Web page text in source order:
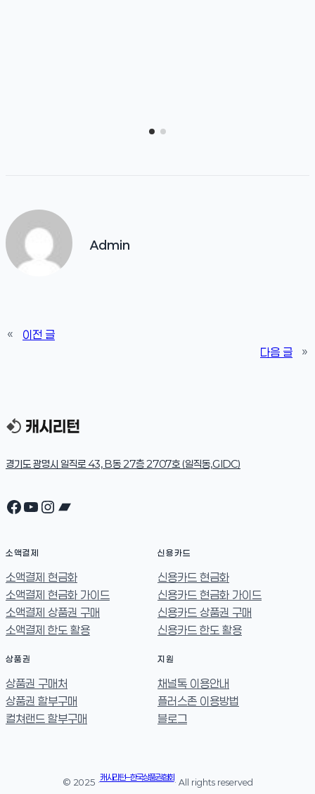
Admin
«
이전 글
다음 글
»
경기도 광명시 일직로 43, B동 27층 2707호 (일직동,GIDC)
Facebook
YouTube
Instagram
Bandcamp
소액결제
소액결제 현금화
소액결제 현금화 가이드
소액결제 상품권 구매
소액결제 한도 활용
신용카드
신용카드 현금화
신용카드 현금화 가이드
신용카드 상품권 구매
신용카드 한도 활용
상품권
상품권 구매처
상품권 할부구매
컬쳐랜드 할부구매
지원
채널톡 이용안내
플러스존 이용방법
블로그
© 2025 ·
캐시리턴 – 한국상품권협회
· All rights reserved